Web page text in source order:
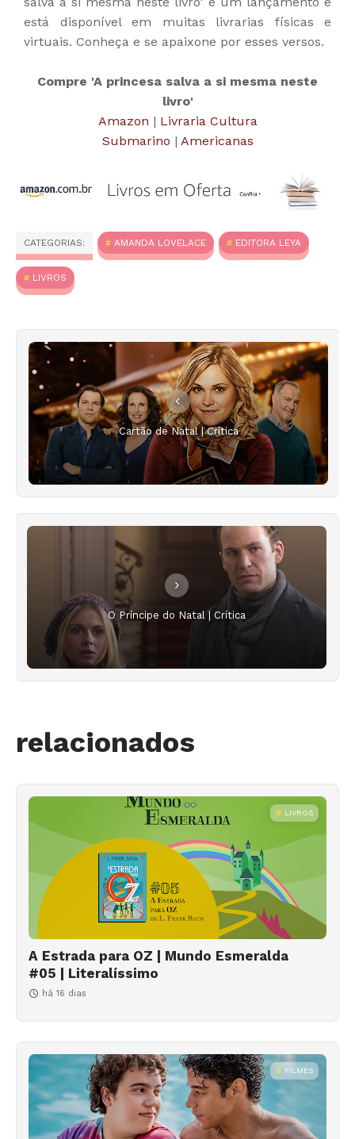
está disponível em muitas livrarias físicas e
virtuais. Conheça e se apaixone por esses versos.
Compre 'A princesa salva a si mesma neste
livro'
Amazon | Livraria Cultura
Submarino | Americanas
CATEGORIAS: AMANDA LOVELACE EDITORA LEYA
LIVROS
Cartão de Natal | Crítica
O Príncipe do Natal | Crítica
relacionados
LIVROS
A Estrada para OZ | Mundo Esmeralda
#05 | Literalíssimo
há 16 dias
FILMES